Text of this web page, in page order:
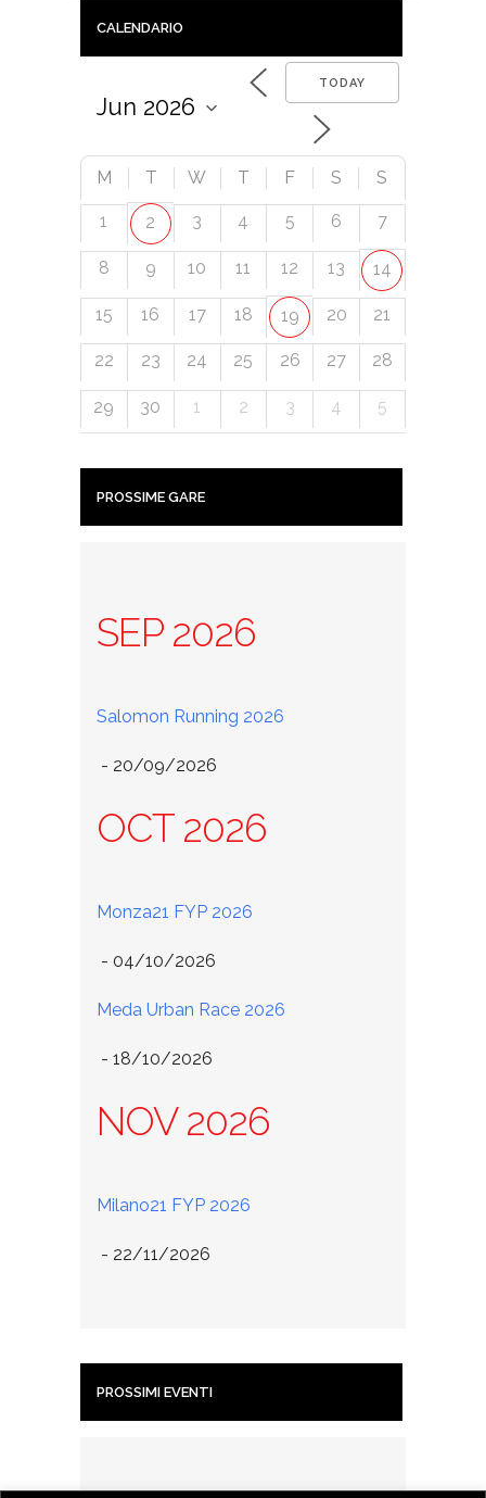
CALENDARIO
TODAY
M T W T F S S
1 2 3 4 5 6 7
8 9 10 11 12 13 14
15 16 17 18 19 20 21
22 23 24 25 26 27 28
29 30 1 2 3 4 5
PROSSIME GARE
SEP 2026
Salomon Running 2026
- 20/09/2026
OCT 2026
Monza21 FYP 2026
- 04/10/2026
Meda Urban Race 2026
- 18/10/2026
NOV 2026
Milano21 FYP 2026
- 22/11/2026
PROSSIMI EVENTI